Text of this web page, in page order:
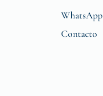
WhatsApp
Contacto